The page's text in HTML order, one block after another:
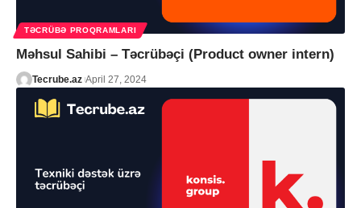
TƏCRÜBƏ PROQRAMLARI
Məhsul Sahibi – Təcrübəçi (Product owner intern)
Tecrube.az April 27, 2024